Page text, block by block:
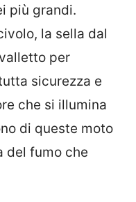
più grandi.
la sella dal
per
sicurezza e
che si illumina
di queste moto
del fumo che